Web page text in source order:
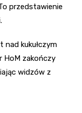
przedstawienie
nad kukułczym
HoM zakończy
widzów z